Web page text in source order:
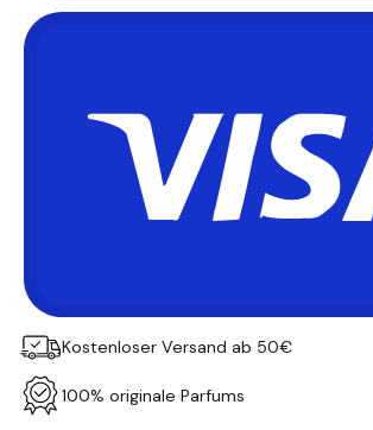
Kostenloser Versand ab 50€
100% originale Parfums